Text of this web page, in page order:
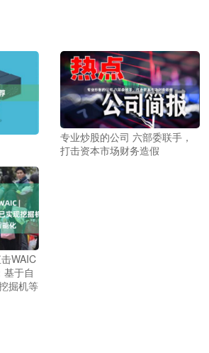
专业炒股的公司 六部委联手，
打击资本市场财务造假
WAIC
基于自
掘机等